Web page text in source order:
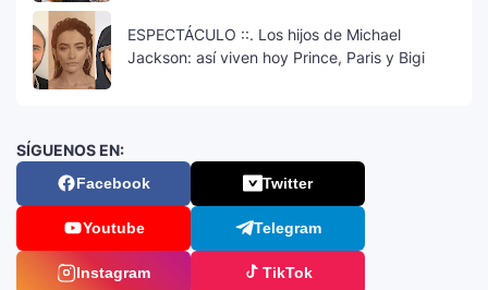
ESPECTÁCULO ::. Los hijos de Michael
Jackson: así viven hoy Prince, Paris y Bigi
SÍGUENOS EN:
Facebook Twitter
Youtube Telegram
Instagram TikTok